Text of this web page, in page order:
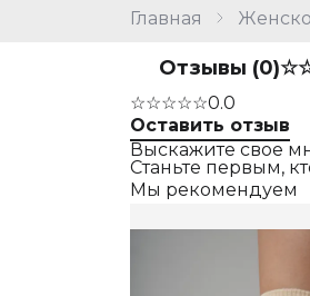
Главная
Отзывы (0)
☆☆☆☆☆0.0
Оставить отзыв
Выскажите свое
Станьте первым,
Мы рекомендуем